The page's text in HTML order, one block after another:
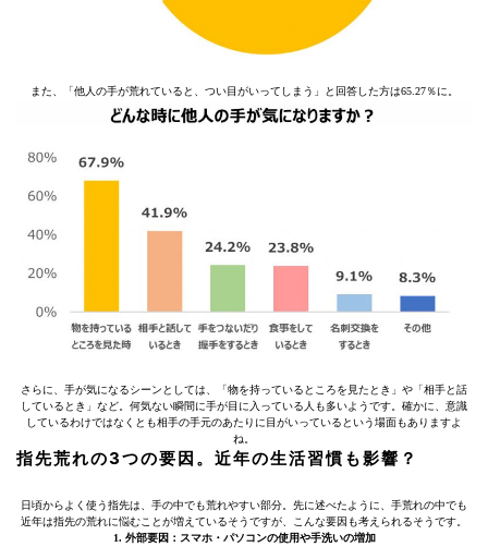
また、「他人の手が荒れていると、つい目がいってしまう」と回答した方は65.27％に。
さらに、手が気になるシーンとしては、「物を持っているところを見たとき」や「相手と話
しているとき」など。何気ない瞬間に手が目に入っている人も多いようです。確かに、意識
しているわけではなくとも相手の手元のあたりに目がいっているという場面もありますよ
ね。
指先荒れの3つの要因。近年の生活習慣も影響？
日頃からよく使う指先は、手の中でも荒れやすい部分。先に述べたように、手荒れの中でも
近年は指先の荒れに悩むことが増えているそうですが、こんな要因も考えられるそうです。
1. 外部要因：スマホ・パソコンの使用や手洗いの増加